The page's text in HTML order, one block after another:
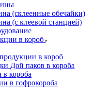
(склеенные обечайки)
(с клеевой станцией)
в короб
в короб
Дой паков в короба
в короба
в гофрокороба